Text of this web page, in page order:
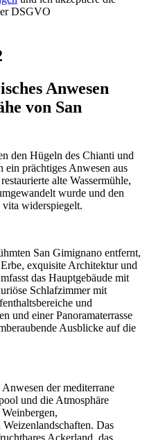
DSGVO
Anwesen
von San
den Hügeln des Chianti und
ein prächtiges Anwesen aus
alte Wassermühle,
wurde und den
widerspiegelt.
San Gimignano entfernt,
exquisite Architektur und
das Hauptgebäude mit
Schlafzimmer mit
und
und einer Panoramaterrasse
Ausblicke auf die
der mediterrane
und die Atmosphäre
Das
Ackerland, das